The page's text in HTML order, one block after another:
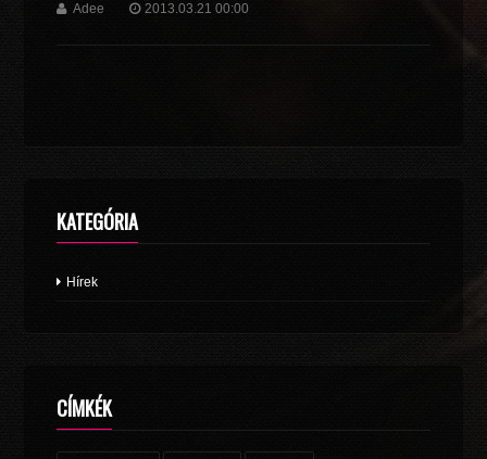
Adee 2013.03.21 00:00
KATEGÓRIA
Hírek
CÍMKÉK